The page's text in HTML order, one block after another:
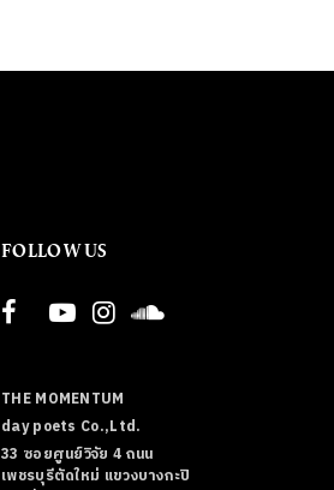
FOLLOW US
THE MOMENTUM
day poets Co.,Ltd.
33 ซอยศูนย์วิจัย 4 ถนน
เพชรบุรีตัดใหม่ แขวงบางกะปิ